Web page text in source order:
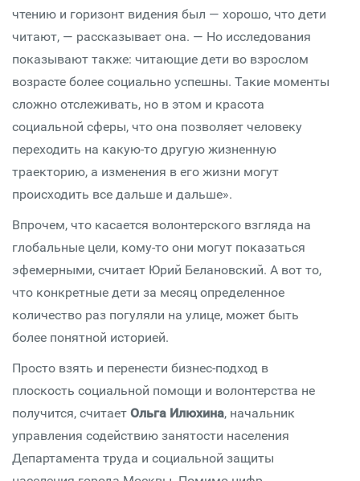
чтению и горизонт видения был — хорошо, что дети
читают, — рассказывает она. — Но исследования
показывают также: читающие дети во взрослом
возрасте более социально успешны. Такие моменты
сложно отслеживать, но в этом и красота
социальной сферы, что она позволяет человеку
переходить на какую-то другую жизненную
траекторию, а изменения в его жизни могут
происходить все дальше и дальше».
Впрочем, что касается волонтерского взгляда на
глобальные цели, кому-то они могут показаться
эфемерными, считает Юрий Белановский. А вот то,
что конкретные дети за месяц определенное
количество раз погуляли на улице, может быть
более понятной историей.
Просто взять и перенести бизнес-подход в
плоскость социальной помощи и волонтерства не
получится, считает Ольга Илюхина, начальник
управления содействию занятости населения
Департамента труда и социальной защиты